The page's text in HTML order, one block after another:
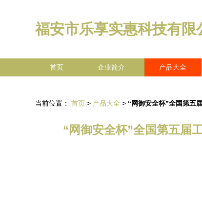
福安市乐享实惠科技有限
首页 企业简介 产品大全
当前位置： 首页 > 产品大全 > “网御安全杯”全国第五
“网御安全杯”全国第五届